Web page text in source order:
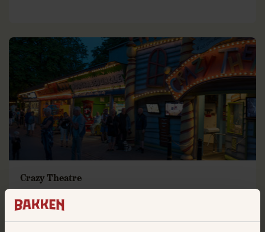
Crazy Theatre
CRAZY THEATRE